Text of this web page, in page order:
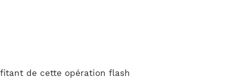
de cette opération flash